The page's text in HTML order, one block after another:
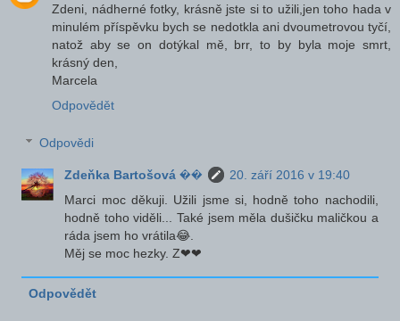
Zdeni, nádherné fotky, krásně jste si to užili,jen toho hada v
minulém příspěvku bych se nedotkla ani dvoumetrovou tyčí,
natož aby se on dotýkal mě, brr, to by byla moje smrt,
krásný den,
Marcela
Odpovědět
Odpovědi
Zdeňka Bartošová ��
20. září 2016 v 19:40
Marci moc děkuji. Užili jsme si, hodně toho nachodili,
hodně toho viděli... Také jsem měla dušičku maličkou a
ráda jsem ho vrátila😂.
Měj se moc hezky. Z❤❤
Odpovědět